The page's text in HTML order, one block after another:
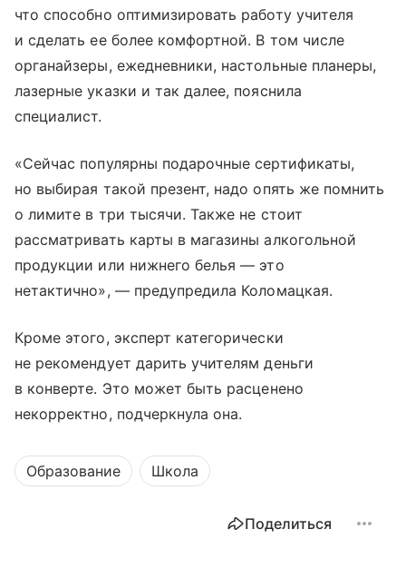
что способно оптимизировать работу учителя
и сделать ее более комфортной. В том числе
органайзеры, ежедневники, настольные планеры,
лазерные указки и так далее, пояснила
специалист.
«Сейчас популярны подарочные сертификаты,
но выбирая такой презент, надо опять же помнить
о лимите в три тысячи. Также не стоит
рассматривать карты в магазины алкогольной
продукции или нижнего белья — это
нетактично», — предупредила Коломацкая.
Кроме этого, эксперт категорически
не рекомендует дарить учителям деньги
в конверте. Это может быть расценено
некорректно, подчеркнула она.
Образование Школа
Поделиться